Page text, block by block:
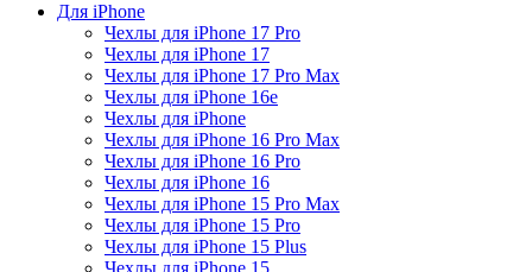
Для iPhone
Чехлы для iPhone 17 Pro
Чехлы для iPhone 17
Чехлы для iPhone 17 Pro Max
Чехлы для iPhone 16e
Чехлы для iPhone
Чехлы для iPhone 16 Pro Max
Чехлы для iPhone 16 Pro
Чехлы для iPhone 16
Чехлы для iPhone 15 Pro Max
Чехлы для iPhone 15 Pro
Чехлы для iPhone 15 Plus
Чехлы для iPhone 15